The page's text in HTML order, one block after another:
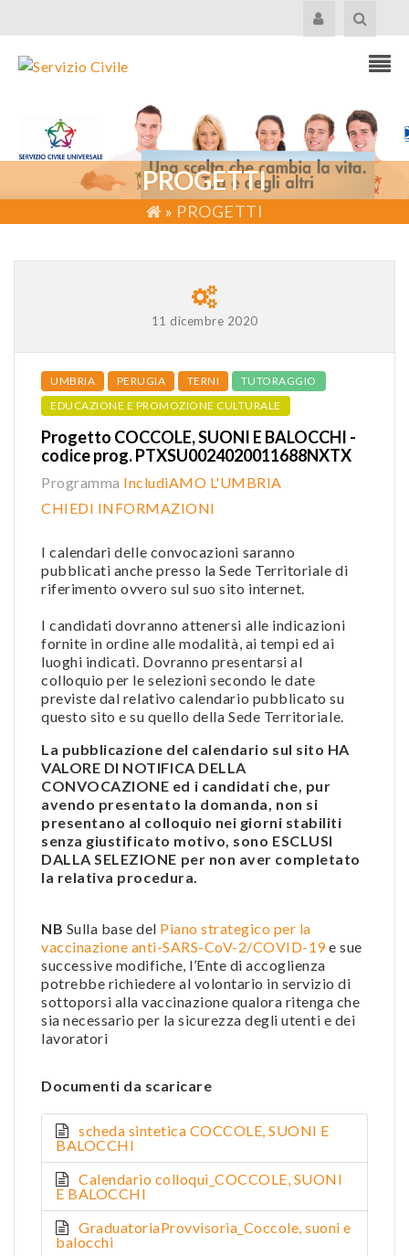
PROGETTI
» PROGETTI
11 dicembre 2020
UMBRIA PERUGIA TERNI
TUTORAGGIO
EDUCAZIONE E PROMOZIONE CULTURALE
Progetto COCCOLE, SUONI E BALOCCHI -
codice prog. PTXSU0024020011688NXTX
Programma IncludiAMO L'UMBRIA
CHIEDI INFORMAZIONI
I calendari delle convocazioni saranno
pubblicati anche presso la Sede Territoriale di
riferimento ovvero sul suo sito internet.
I candidati dovranno attenersi alle indicazioni
fornite in ordine alle modalità, ai tempi ed ai
luoghi indicati. Dovranno presentarsi al
colloquio per le selezioni secondo le date
previste dal relativo calendario pubblicato su
questo sito e su quello della Sede Territoriale.
La pubblicazione del calendario sul sito HA
VALORE DI NOTIFICA DELLA
CONVOCAZIONE ed i candidati che, pur
avendo presentato la domanda, non si
presentano al colloquio nei giorni stabiliti
senza giustificato motivo, sono ESCLUSI
DALLA SELEZIONE per non aver completato
la relativa procedura.
NB Sulla base del Piano strategico per la
vaccinazione anti-SARS-CoV-2/COVID-19e sue
successive modifiche, l’Ente di accoglienza
potrebbe richiedere al volontario in servizio di
sottoporsi alla vaccinazione qualora ritenga che
sia necessario per la sicurezza degli utenti e dei
lavoratori
Documenti da scaricare
scheda sintetica COCCOLE, SUONI E
BALOCCHI
Calendario colloqui_COCCOLE, SUONI
E BALOCCHI
GraduatoriaProvvisoria_Coccole, suoni e
balocchi